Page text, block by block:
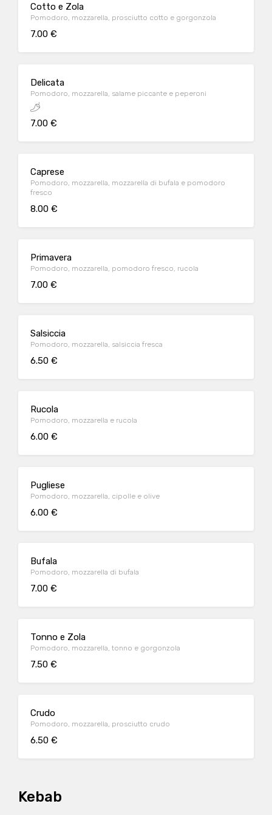
Cotto e Zola
Pomodoro, mozzarella, prosciutto cotto e gorgonzola
7.00 €
Delicata
Pomodoro, mozzarella, salame piccante e peperoni
7.00 €
Caprese
Pomodoro, mozzarella, mozzarella di bufala e pomodoro
fresco
8.00 €
Primavera
Pomodoro, mozzarella, pomodoro fresco, rucola
7.00 €
Salsiccia
Pomodoro, mozzarella, salsiccia fresca
6.50 €
Rucola
Pomodoro, mozzarella e rucola
6.00 €
Pugliese
Pomodoro, mozzarella, cipolle e olive
6.00 €
Bufala
Pomodoro, mozzarella di bufala
7.00 €
Tonno e Zola
Pomodoro, mozzarella, tonno e gorgonzola
7.50 €
Crudo
Pomodoro, mozzarella, prosciutto crudo
6.50 €
Kebab